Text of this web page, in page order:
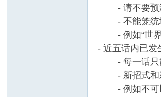
- 请不要预测
- 不能笼统地
- 例如“世界
- 近五话内已发
- 每一话只能
- 新招式和新
- 例如不可以